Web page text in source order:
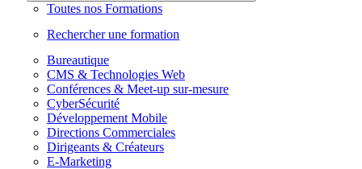
Toutes nos Formations
Rechercher une formation
Bureautique
CMS & Technologies Web
Conférences & Meet-up sur-mesure
CyberSécurité
Développement Mobile
Directions Commerciales
Dirigeants & Créateurs
E-Marketing